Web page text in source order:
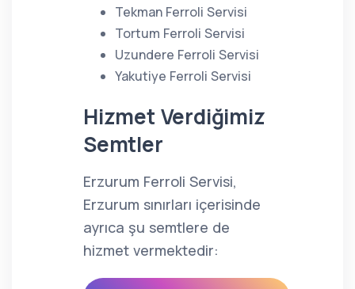
Tekman Ferroli Servisi
Tortum Ferroli Servisi
Uzundere Ferroli Servisi
Yakutiye Ferroli Servisi
Hizmet Verdiğimiz
Semtler
Erzurum Ferroli Servisi,
Erzurum sınırları içerisinde
ayrıca şu semtlere de
hizmet vermektedir: